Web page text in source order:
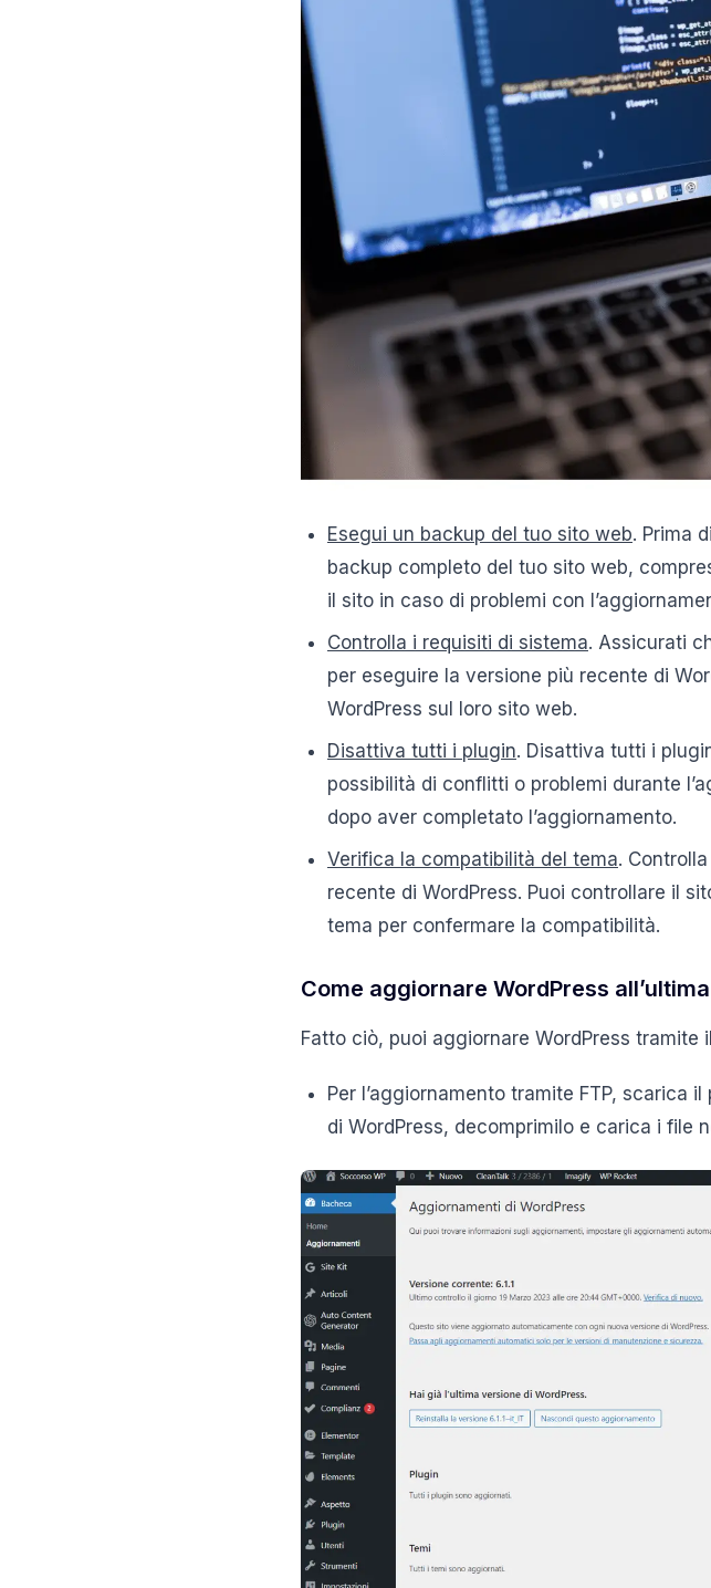
Esegui un backup del tuo sito web. Prima
backup completo del tuo sito web,
il sito in caso di problemi con
Controlla i requisiti di sistema. Assicurati
per eseguire la versione più recente di
WordPress sul loro sito web.
Disattiva tutti i plugin. Disattiva tutti i
possibilità di conflitti o problemi durante
dopo aver completato l’aggiornamento.
Verifica la compatibilità del tema.
recente di WordPress. Puoi controllare il
tema per confermare la compatibilità.
Come aggiornare WordPress
Fatto ciò, puoi aggiornare WordPress tramite
Per l’aggiornamento tramite FTP, scarica
di WordPress, decomprimilo e carica i file